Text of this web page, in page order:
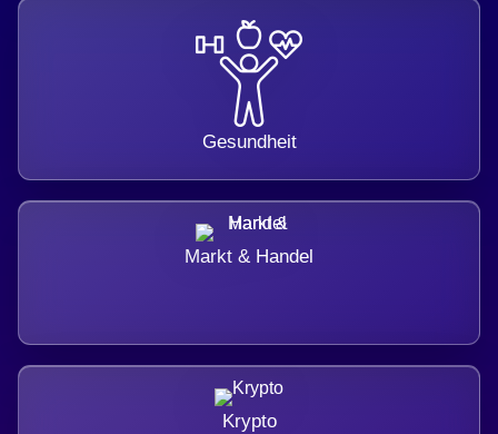
Gesundheit
Markt & Handel
Krypto